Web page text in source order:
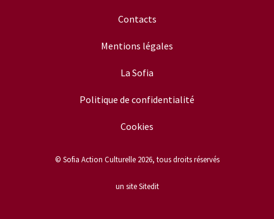
Contacts
Mentions légales
La Sofia
Politique de confidentialité
Cookies
© Sofia Action Culturelle 2026, tous droits réservés
un site Sitedit